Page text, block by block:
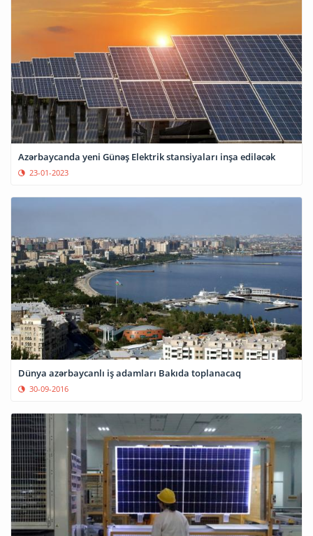
Azərbaycanda yeni Günəş Elektrik stansiyaları inşa ediləcək
23-01-2023
Dünya azərbaycanlı iş adamları Bakıda toplanacaq
30-09-2016